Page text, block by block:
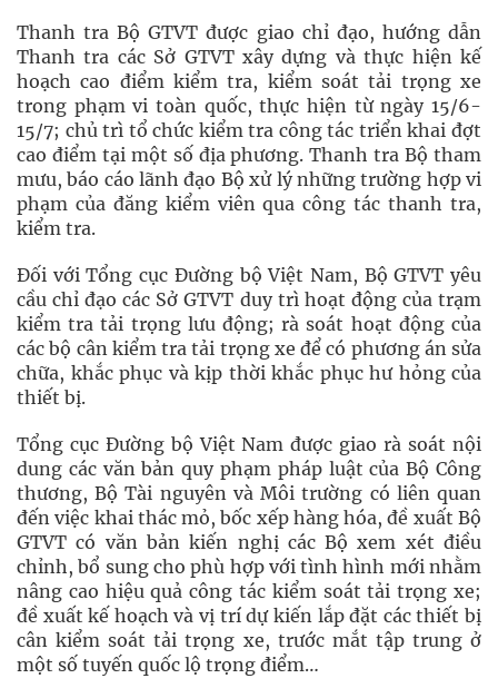
Thanh tra Bộ GTVT được giao chỉ đạo, hướng dẫn
Thanh tra các Sở GTVT xây dựng và thực hiện kế
hoạch cao điểm kiểm tra, kiểm soát tải trọng xe
trong phạm vi toàn quốc, thực hiện từ ngày 15/6-
15/7; chủ trì tổ chức kiểm tra công tác triển khai đợt
cao điểm tại một số địa phương. Thanh tra Bộ tham
mưu, báo cáo lãnh đạo Bộ xử lý những trường hợp vi
phạm của đăng kiểm viên qua công tác thanh tra,
kiểm tra.
Đối với Tổng cục Đường bộ Việt Nam, Bộ GTVT yêu
cầu chỉ đạo các Sở GTVT duy trì hoạt động của trạm
kiểm tra tải trọng lưu động; rà soát hoạt động của
các bộ cân kiểm tra tải trọng xe để có phương án sửa
chữa, khắc phục và kịp thời khắc phục hư hỏng của
thiết bị.
Tổng cục Đường bộ Việt Nam được giao rà soát nội
dung các văn bản quy phạm pháp luật của Bộ Công
thương, Bộ Tài nguyên và Môi trường có liên quan
đến việc khai thác mỏ, bốc xếp hàng hóa, đề xuất Bộ
GTVT có văn bản kiến nghị các Bộ xem xét điều
chỉnh, bổ sung cho phù hợp với tình hình mới nhằm
nâng cao hiệu quả công tác kiểm soát tải trọng xe;
đề xuất kế hoạch và vị trí dự kiến lắp đặt các thiết bị
cân kiểm soát tải trọng xe, trước mắt tập trung ở
một số tuyến quốc lộ trọng điểm…